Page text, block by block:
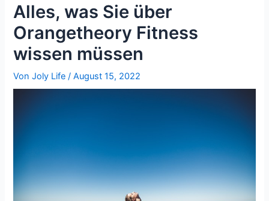
Alles, was Sie über
Orangetheory Fitness
wissen müssen
VonJoly Life /August 15, 2022